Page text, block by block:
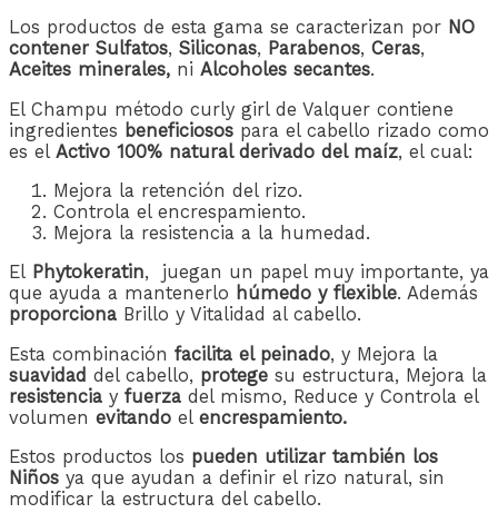
Los productos de esta gama se caracterizan por NO
contener Sulfatos, Siliconas, Parabenos, Ceras,
Aceites minerales, ni Alcoholes secantes.
El Champu método curly girl de Valquer contiene
ingredientes beneficiosos para el cabello rizado como
es el Activo 100% natural derivado del maíz, el cual:
Mejora la retención del rizo.
Controla el encrespamiento.
Mejora la resistencia a la humedad.
El Phytokeratin, juegan un papel muy importante, ya
que ayuda a mantenerlo húmedo y flexible. Además
proporciona Brillo y Vitalidad al cabello.
Esta combinación facilita el peinado, y Mejora la
suavidad del cabello, protege su estructura, Mejora la
resistencia y fuerza del mismo, Reduce y Controla el
volumen evitando el encrespamiento.
Estos productos los pueden utilizar también los
Niños ya que ayudan a definir el rizo natural, sin
modificar la estructura del cabello.